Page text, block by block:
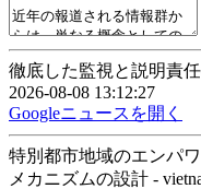
徹底した監視と説明責
2026-08-08 13:12:27
Googleニュースを開く
特別都市地域のエンパ
メカニズムの設計 -